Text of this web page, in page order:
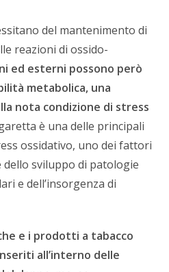
del mantenimento di
reazioni di ossido-
ed esterni possono però
metabolica, una
nota condizione di stress
è una delle principali
ossidativo, uno dei fattori
sviluppo di patologie
e dell’insorgenza di
e i prodotti a tabacco
all’interno delle